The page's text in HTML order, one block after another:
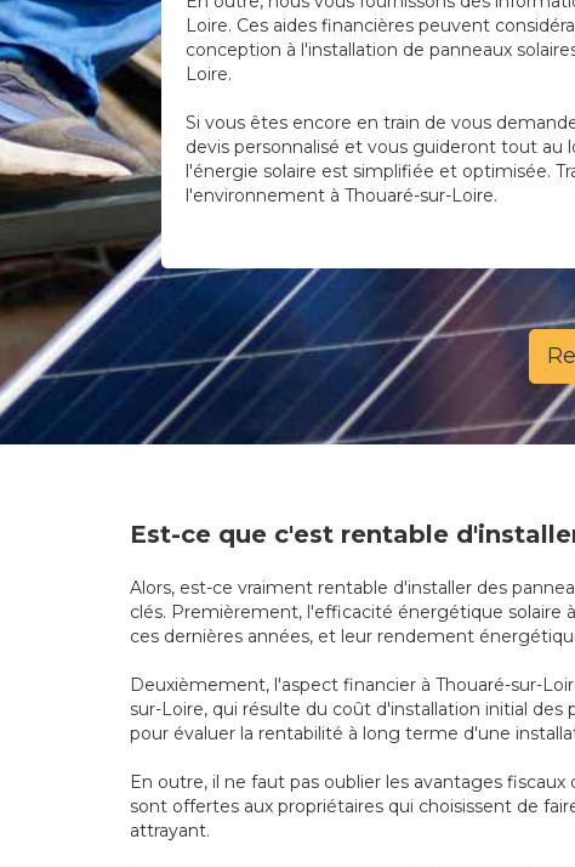
Loire. Ces aides financières peuvent
conception à l'installation de panneaux
Loire.
Si vous êtes encore en train de vous
devis personnalisé et vous guideront tout au
l'énergie solaire est simplifiée et optimisée.
l'environnement à Thouaré-sur-Loire.
Est-ce que c'est rentable
Alors, est-ce vraiment rentable d'installer des
clés. Premièrement, l'efficacité énergétique solaire
ces dernières années, et leur rendement
Deuxièmement, l'aspect financier à Thouaré-sur-
sur-Loire, qui résulte du coût d'installation initial
pour évaluer la rentabilité à long terme d'une
En outre, il ne faut pas oublier les avantages
sont offertes aux propriétaires qui choisissent de
attrayant.